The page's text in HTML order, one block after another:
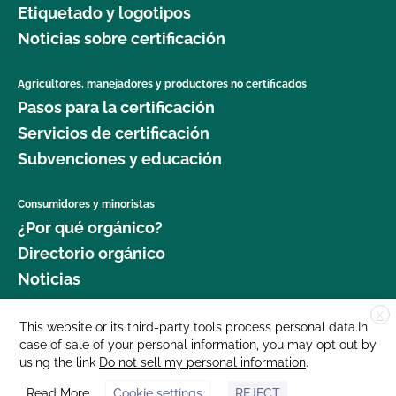
Seguridad Alimentaria?
¿Qué logotipos y declaraciones puedo poner en
mi producto certificado por OCal?
orgánico certificado?
¿Qué recursos existen en relación con los OMG y
la producción orgánica?
la certificación y el mantenimiento de registros?
¿Qué normas certifica el CCOF?
jardinería orgánica?
seguridad alimentaria como agricultor orgánico?
¿Dónde puedo obtener más información sobre la
gestión del ganado orgánico?
¿Dónde puedo encontrar semillas y plantas
orgánicas?
¿Qué cultivos requieren un intervalo de 120 días
antes de la cosecha cuando se aplica estiércol?
¿Qué norma GLOBALG.A.P. es mejor para mi
empresa?
Etiquetado y logotipos
Noticias sobre certificación
Agricultores, manejadores y productores no certificados
Pasos para la certificación
Servicios de certificación
Subvenciones y educación
Consumidores y minoristas
¿Por qué orgánico?
Directorio orgánico
Noticias
Donar
Carreras profesionales
Sala de prensa
X
This website or its third-party tools process personal data.In
case of sale of your personal information, you may opt out by
using the link Do not sell my personal information.